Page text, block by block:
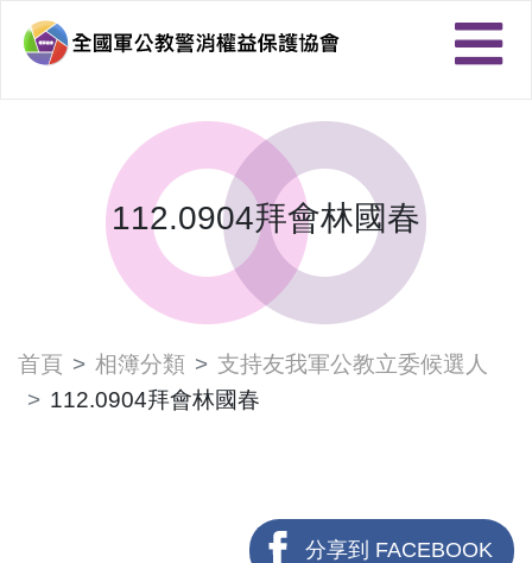
112.0904拜會林國春
首頁 相簿分類
支持友我軍公教立委候選人
112.0904拜會林國春
分享到 FACEBOOK